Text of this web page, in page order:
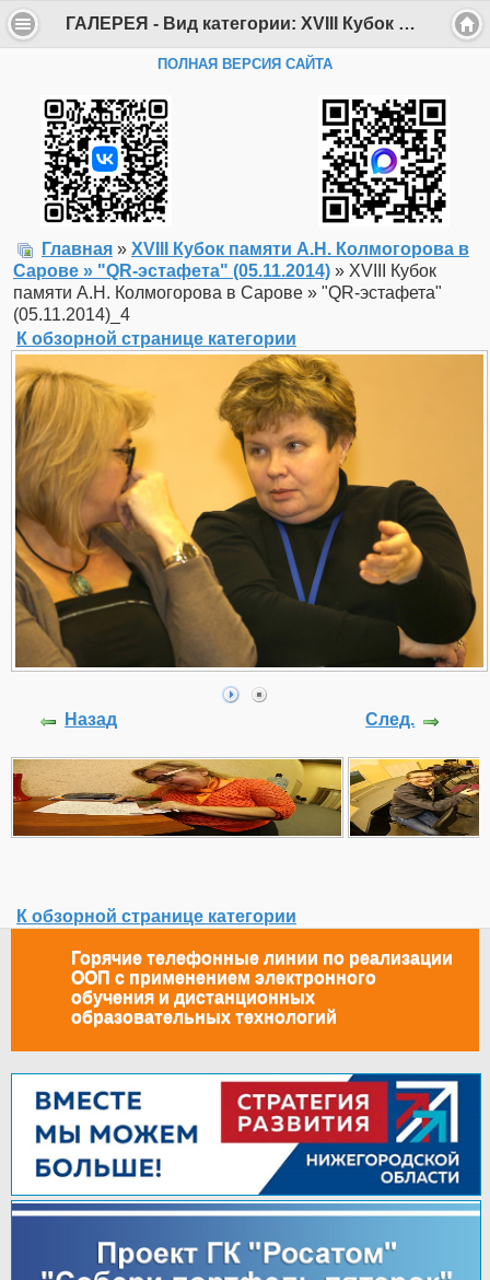
ГАЛЕРЕЯ - Вид категории: XVIII Кубок памяти А.Н. Колмогорова в Сарове » "QR-эстафета" (05.11.2014) - Фото: XVIII Кубок памяти А.Н. Колмогорова в Сарове » "QR-эстафета" (05.11.2014)_4 - Департамент образования Администрации г. Саров
ПОЛНАЯ ВЕРСИЯ САЙТА
Главная » XVIII Кубок памяти А.Н. Колмогорова в
Сарове » "QR-эстафета" (05.11.2014) » XVIII Кубок
памяти А.Н. Колмогорова в Сарове » "QR-эстафета"
(05.11.2014)_4
К обзорной странице категории
Назад След.
К обзорной странице категории
Горячие телефонные линии по реализации
ООП с применением электронного
обучения и дистанционных
образовательных технологий